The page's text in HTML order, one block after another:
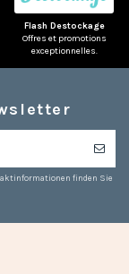
Flash Destockage
Offres et promotions
exceptionnelles.
finden Sie